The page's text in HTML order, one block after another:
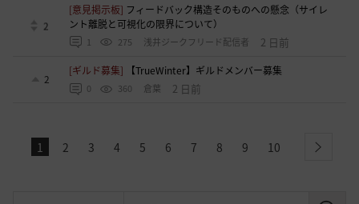
2
[意見掲示板] フィードバック構造そのものへの懸念（サイレ
ント離脱と可視化の限界について）
1 275 浅井ジークフリード配信者 2 日前
2
[ギルド募集] 【TrueWinter】ギルドメンバー募集
0 360 倉葉 2 日前
1 2 3 4 5 6 7 8 9 10 next